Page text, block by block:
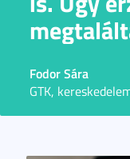
Fodor Sára
GTK,